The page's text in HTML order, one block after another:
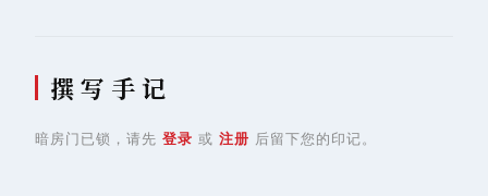
撰 写 手 记
暗房门已锁，请先 登录 或 注册 后留下您的印记。